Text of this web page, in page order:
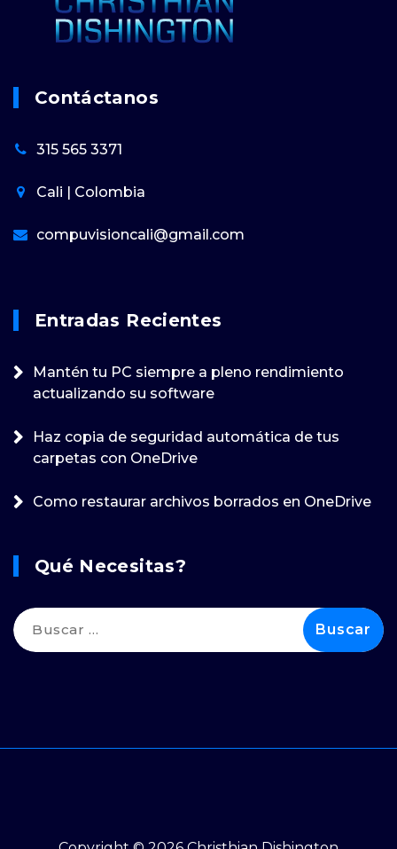
Contáctanos
315 565 3371
Cali | Colombia
compuvisioncali@gmail.com
Entradas Recientes
Mantén tu PC siempre a pleno rendimiento
actualizando su software
Haz copia de seguridad automática de tus
carpetas con OneDrive
Como restaurar archivos borrados en OneDrive
Qué Necesitas?
Buscar: